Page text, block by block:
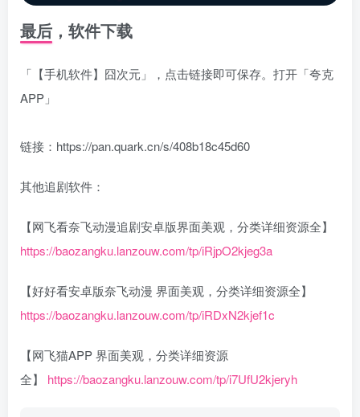
最后，软件下载
「【手机软件】囧次元」，点击链接即可保存。打开「夸克
APP」
链接：https://pan.quark.cn/s/408b18c45d60
其他追剧软件：
【网飞看奈飞动漫追剧安卓版界面美观，分类详细资源全】
https://baozangku.lanzouw.com/tp/iRjpO2kjeg3a
【好好看安卓版奈飞动漫 界面美观，分类详细资源全】
https://baozangku.lanzouw.com/tp/iRDxN2kjef1c
【网飞猫APP 界面美观，分类详细资源
全】 https://baozangku.lanzouw.com/tp/i7UfU2kjeryh